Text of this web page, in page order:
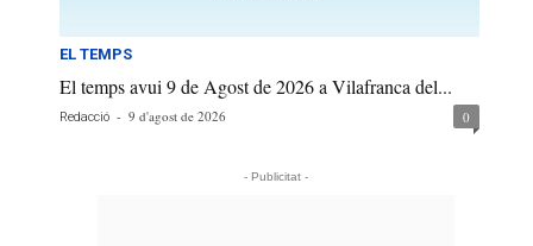
EL TEMPS
El temps avui 9 de Agost de 2026 a Vilafranca del...
Redacció - 9 d'agost de 2026 0
- Publicitat -